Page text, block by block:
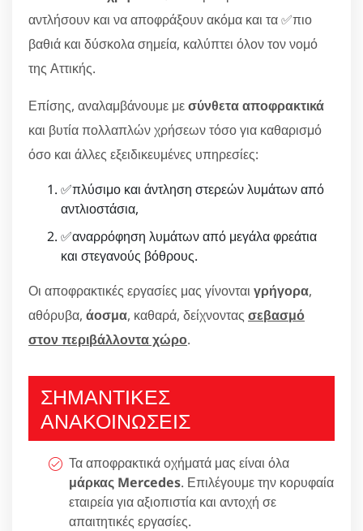
αντλήσουν και να αποφράξουν ακόμα και τα ✅πιο
βαθιά και δύσκολα σημεία, καλύπτει όλον τον νομό
της Αττικής.
Επίσης, αναλαμβάνουμε μεσύνθετα αποφρακτικά
και βυτία πολλαπλών χρήσεων τόσο για καθαρισμό
όσο και άλλες εξειδικευμένες υπηρεσίες:
✅πλύσιμο και άντληση στερεών λυμάτων από
αντλιοστάσια,
✅αναρρόφηση λυμάτων από μεγάλα φρεάτια
και στεγανούς βόθρους.
Οι αποφρακτικές εργασίες μας γίνονται γρήγορα,
αθόρυβα, άοσμα, καθαρά, δείχνοντας σεβασμό
στον περιβάλλοντα χώρο.
ΣΗΜΑΝΤΙΚΕΣ
ΑΝΑΚΟΙΝΩΣΕΙΣ
Τα αποφρακτικά οχήματά μας είναι όλα
μάρκας Mercedes. Επιλέγουμε την κορυφαία
εταιρεία για αξιοπιστία και αντοχή σε
απαιτητικές εργασίες.